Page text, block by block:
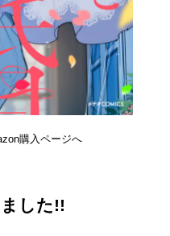
購入ページへ
した!!